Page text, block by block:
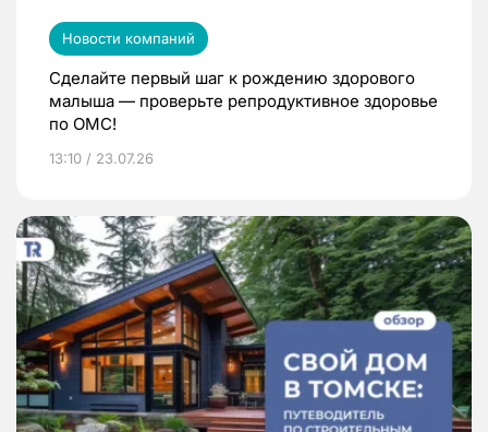
Новости компаний
Сделайте первый шаг к рождению здорового
малыша — проверьте репродуктивное здоровье
по ОМС!
13:10 / 23.07.26